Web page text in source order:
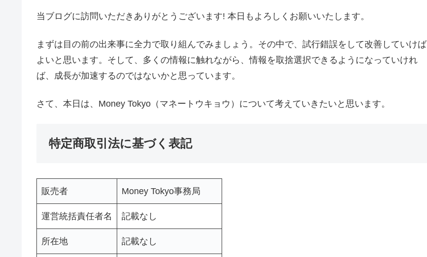
当ブログに訪問いただきありがとうございます! 本日もよろしくお願いいたします。
まずは目の前の出来事に全力で取り組んでみましょう。その中で、試行錯誤をして改善していけば
よいと思います。そして、多くの情報に触れながら、情報を取捨選択できるようになっていけれ
ば、成長が加速するのではないかと思っています。
さて、本日は、Money Tokyo（マネートウキョウ）について考えていきたいと思います。
特定商取引法に基づく表記
販売者 Money Tokyo事務局
運営統括責任者名 記載なし
所在地 記載なし